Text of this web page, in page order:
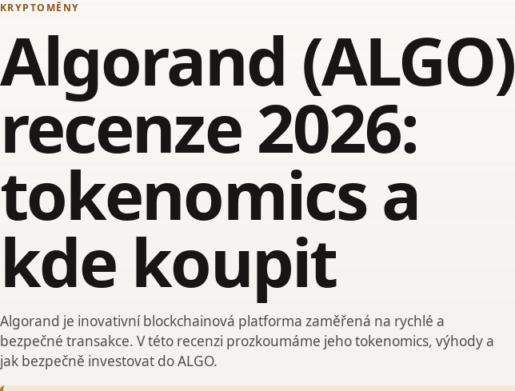
KRYPTOMĚNY
Algorand (ALGO)
recenze 2026:
tokenomics a
kde koupit
Algorand je inovativní blockchainová platforma zaměřená na rychlé a
bezpečné transakce. V této recenzi prozkoumáme jeho tokenomics, výhody a
jak bezpečně investovat do ALGO.